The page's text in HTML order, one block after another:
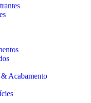
& Acabamento